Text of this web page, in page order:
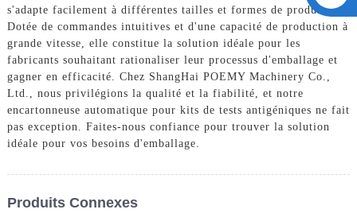
s'adapte facilement à différentes tailles et formes de produits.
Dotée de commandes intuitives et d'une capacité de production à
grande vitesse, elle constitue la solution idéale pour les
fabricants souhaitant rationaliser leur processus d'emballage et
gagner en efficacité. Chez ShangHai POEMY Machinery Co.,
Ltd., nous privilégions la qualité et la fiabilité, et notre
encartonneuse automatique pour kits de tests antigéniques ne fait
pas exception. Faites-nous confiance pour trouver la solution
idéale pour vos besoins d'emballage.
Produits Connexes